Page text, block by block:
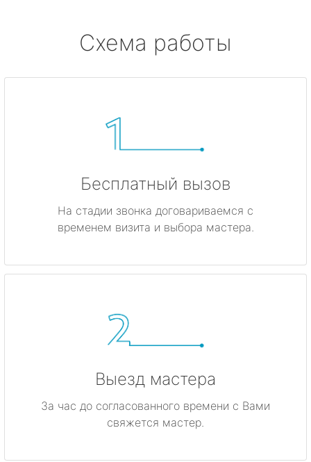
Схема работы
Бесплатный вызов
На стадии звонка договариваемся с
временем визита и выбора мастера.
Выезд мастера
За час до согласованного времени с Вами
свяжется мастер.